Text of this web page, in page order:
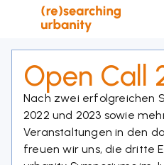
Open Call
Nach zwei erfolgreichen
2022 und 2023 sowie
Veranstaltungen in den
freuen wir uns, die dritte